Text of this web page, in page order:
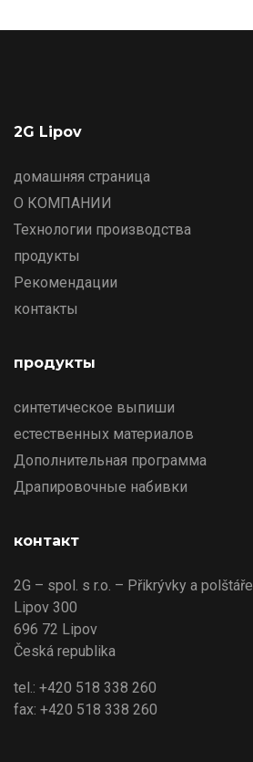
2G Lipov
домашняя страница
О КОМПАНИИ
Технологии производства
продукты
Рекомендации
контакты
продукты
синтетическое выпиши
естественных материалов
Дополнительная программа
Драпировочные набивки
контакт
2G – spol. s r.o. – Přikrývky a polštáře
Lipov 300
696 72 Lipov
Česká republika
tel.: +420 518 338 260
fax: +420 518 338 260